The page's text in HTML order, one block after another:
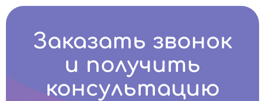
Заказать звонок
и получить
консультацию